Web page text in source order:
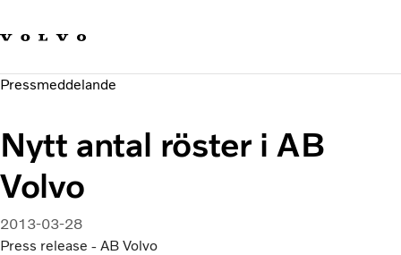
Hållbara transporter
Investerare
Pressmeddelande
Nytt antal röster i AB
Volvo
2013-03-28
Press release - AB Volvo